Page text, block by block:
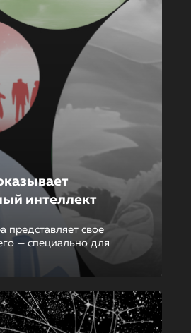
интеллект
представляет свое
— специально для